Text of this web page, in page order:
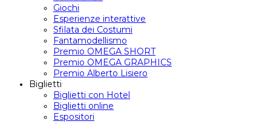
Giochi
Esperienze interattive
Sfilata dei Costumi
Fantamodellismo
Premio OMEGA SHORT
Premio OMEGA GRAPHICS
Premio Alberto Lisiero
Biglietti
Biglietti con Hotel
Biglietti online
Espositori